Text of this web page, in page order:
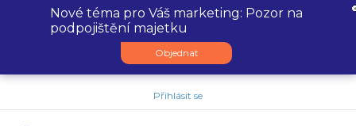
Přihlásit se
Nové téma pro Váš marketing: Pozor na
podpojištění majetku
Objednat